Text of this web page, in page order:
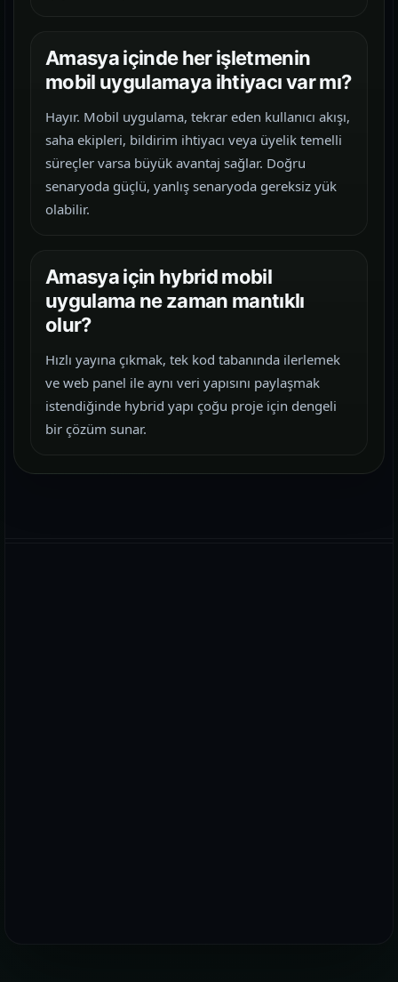
Amasya içinde her işletmenin
mobil uygulamaya ihtiyacı var mı?
Hayır. Mobil uygulama, tekrar eden kullanıcı akışı,
saha ekipleri, bildirim ihtiyacı veya üyelik temelli
süreçler varsa büyük avantaj sağlar. Doğru
senaryoda güçlü, yanlış senaryoda gereksiz yük
olabilir.
Amasya için hybrid mobil
uygulama ne zaman mantıklı
olur?
Hızlı yayına çıkmak, tek kod tabanında ilerlemek
ve web panel ile aynı veri yapısını paylaşmak
istendiğinde hybrid yapı çoğu proje için dengeli
bir çözüm sunar.